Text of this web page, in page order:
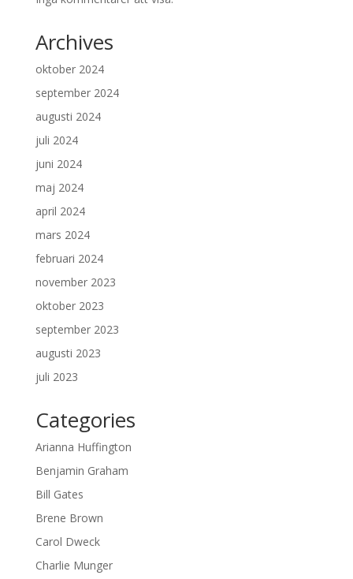
Archives
oktober 2024
september 2024
augusti 2024
juli 2024
juni 2024
maj 2024
april 2024
mars 2024
februari 2024
november 2023
oktober 2023
september 2023
augusti 2023
juli 2023
Categories
Arianna Huffington
Benjamin Graham
Bill Gates
Brene Brown
Carol Dweck
Charlie Munger